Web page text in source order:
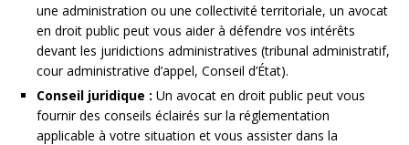
une administration ou une collectivité territoriale, un avocat
en droit public peut vous aider à défendre vos intérêts
devant les juridictions administratives (tribunal administratif,
cour administrative d’appel, Conseil d’État).
Conseil juridique : Un avocat en droit public peut vous
fournir des conseils éclairés sur la réglementation
applicable à votre situation et vous assister dans la